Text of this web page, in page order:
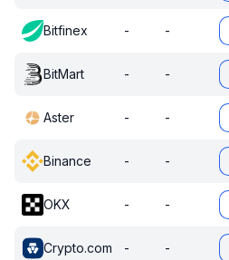
Bitfinex - -
BitMart - -
Aster - -
Binance - -
OKX - -
Crypto.com - -